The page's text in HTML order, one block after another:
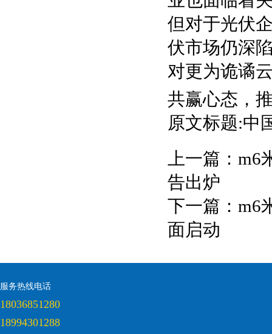
但对于光伏
伏市场仍深
对更为诡谲
共赢心态，
原文标题:中
上一篇： m6
告出炉
下一篇： m6
面启动
服务热线电话
18036851280
18994301288